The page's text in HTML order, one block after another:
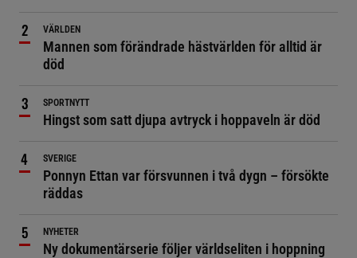
VÄRLDEN
Mannen som förändrade hästvärlden för alltid är
död
SPORTNYTT
Hingst som satt djupa avtryck i hoppaveln är död
SVERIGE
Ponnyn Ettan var försvunnen i två dygn – försökte
räddas
NYHETER
Ny dokumentärserie följer världseliten i hoppning